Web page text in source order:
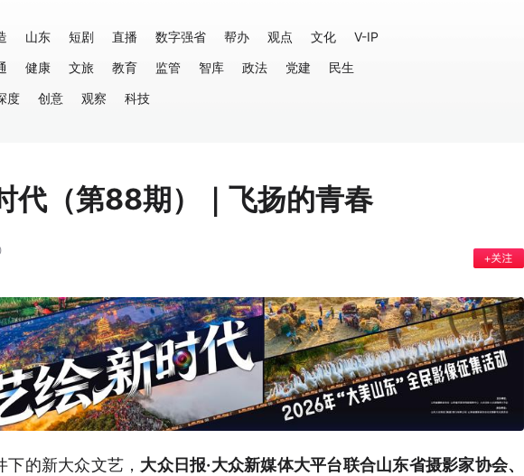
山东 短剧 直播 数字强省 帮办 观点 文化
V-IP
健康 文旅 教育 监管 智库 政法 党建
民生
度 创意 观察 科技
代（第88期）｜飞扬的青春
的新大众文艺， 大众日报·大众新媒体大平台联合山东省摄影家协会、